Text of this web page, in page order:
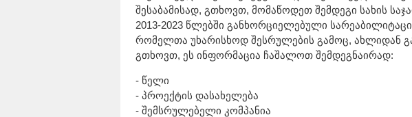
შესაბამისად, გთხოვთ, მომაწოდეთ შემდეგი სახის
2013-2023 წლებში განხორციელებული
რომელთა უხარისხოდ შესრულების გამოც, ახლიდან
გთხოვთ, ეს ინფორმაცია ჩაშალოთ შემდეგნაირად:
- წელი
- პროექტის დასახელება
- შემსრულებელი კომპანია